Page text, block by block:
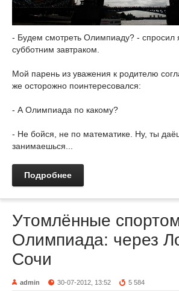
- Будем смотреть Олимпиаду? - спросил
субботним завтраком.
Мой парень из уважения к родителю
же осторожно поинтересовался:
- А Олимпиада по какому?
- Не бойся, не по математике. Ну, ты
занимаешься...
Подробнее
Утомлённые
Олимпиада: через
Сочи
admin 30-07-2012, 13:52 5 584